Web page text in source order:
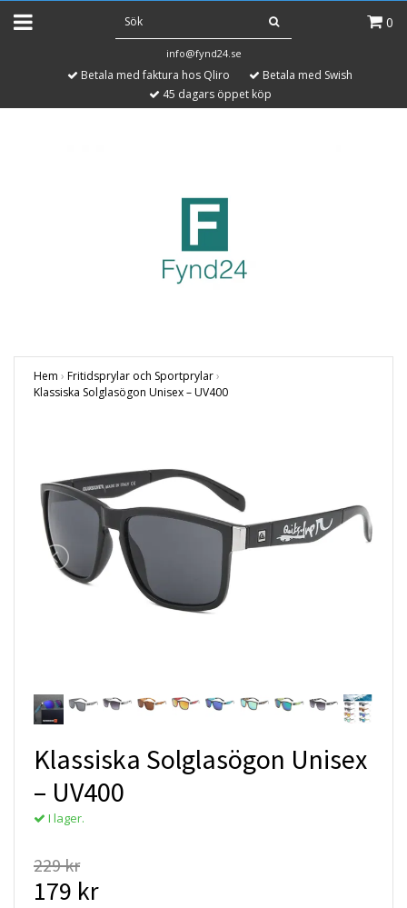
0
info@fynd24.se
Betala med faktura hos Qliro
Betala med Swish
45 dagars öppet köp
Hem › Fritidsprylar och Sportprylar›
Klassiska Solglasögon Unisex – UV400
Klassiska Solglasögon Unisex
– UV400
I lager.
229 kr
179 kr